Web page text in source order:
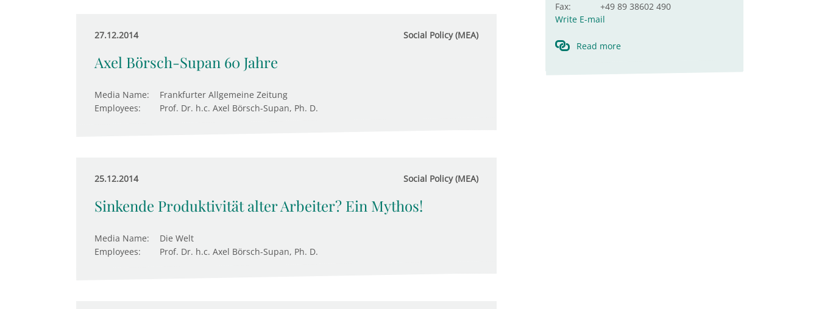
27.12.2014 Social Policy (MEA)
Axel Börsch-Supan 60 Jahre
Media Name:
Frankfurter Allgemeine Zeitung
Employees:
Prof. Dr. h.c. Axel Börsch-Supan, Ph. D.
25.12.2014 Social Policy (MEA)
Sinkende Produktivität alter Arbeiter? Ein Mythos!
Media Name:
Die Welt
Employees:
Prof. Dr. h.c. Axel Börsch-Supan, Ph. D.
Fax:
+49 89 38602 490
Write E-mail
Read more